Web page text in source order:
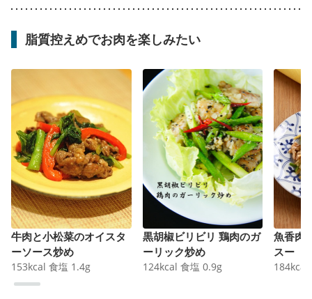
脂質控えめでお肉を楽しみたい
牛肉と小松菜のオイスタ
ーソース炒め
153kcal 食塩 1.4g
黒胡椒ビリビリ 鶏肉のガ
ーリック炒め
124kcal 食塩 0.9g
魚香肉
スー
184kcal